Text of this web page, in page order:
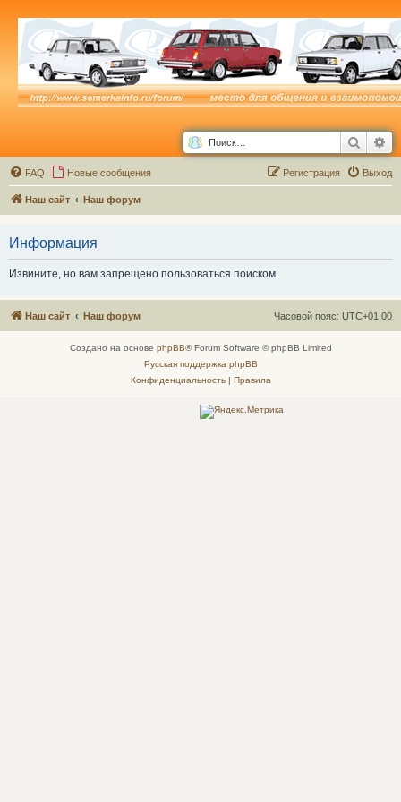
Поиск
FAQ Новые сообщения Выход
Регистрация
Наш сайт Наш форум
Информация
Извините, но вам запрещено пользоваться поиском.
Наш сайт Наш форум Часовой пояс: UTC+01:00
Создано на основе phpBB® Forum Software © phpBB Limited
Русская поддержка phpBB
Конфиденциальность| Правила